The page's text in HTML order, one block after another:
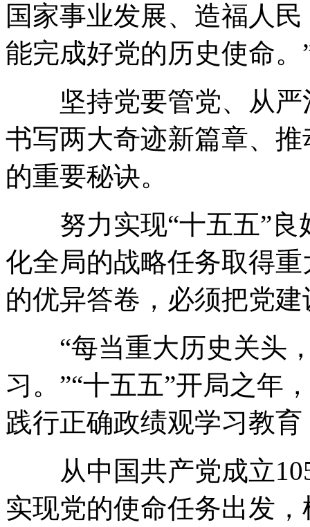
国家事业发展、造福人
能完成好党的历史使命。
坚持党要管党、从严
书写两大奇迹新篇章、
的重要秘诀。
努力实现“十五五”良
化全局的战略任务取得
的优异答卷，必须把党
“每当重大历史关头，
习。”“十五五”开局之年
践行正确政绩观学习教
从中国共产党成立105
实现党的使命任务出发